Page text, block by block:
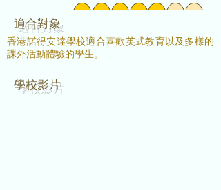
適合對象
香港諾得安達學校適合喜歡英式教育以及多樣的
課外活動體驗的學生。
學校影片